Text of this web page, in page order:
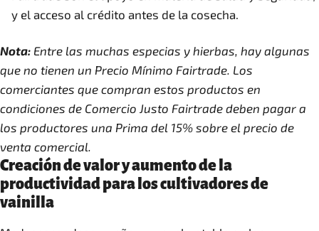
y el acceso al crédito antes de la cosecha.
Nota: Entre las muchas especias y hierbas, hay algunas
que no tienen un Precio Mínimo Fairtrade. Los
comerciantes que compran estos productos en
condiciones de Comercio Justo Fairtrade deben pagar a
los productores una Prima del 15% sobre el precio de
venta comercial.
Creación de valor y aumento de la
productividad para los cultivadores de
vainilla